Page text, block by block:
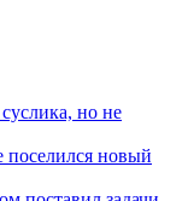
но не
поселился новый